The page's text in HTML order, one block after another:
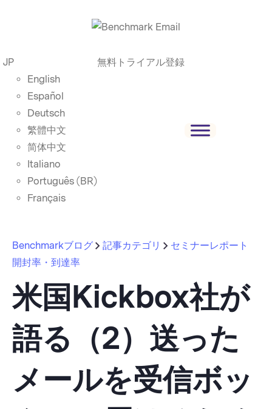
JP
English
Español
Deutsch
繁體中文
简体中文
Italiano
Português (BR)
Français
無料トライアル登録
Benchmarkブログ 記事カテゴリ
セミナーレポート
開封率・到達率
米国Kickbox社が
語る（2）送った
メールを受信ボッ